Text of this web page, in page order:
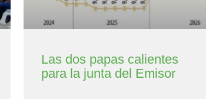
Las dos papas calientes
para la junta del Emisor